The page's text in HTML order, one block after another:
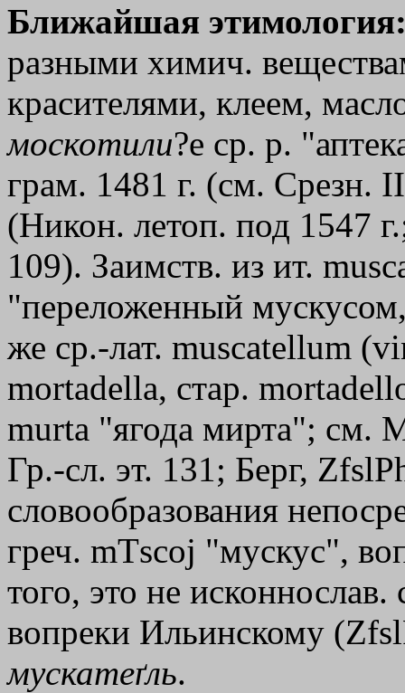
Ближайшая
разными химич.
красителями, клеем,
москотили?е ср. р.
грам. 1481 г. (см. Срезн.
(Никон. летоп. под 1547
109). Заимств. из ит.
"переложенный
же ср.-лат. muscatellum
mortadella, стар.
murtа "ягода мирта"; см.
Гр.-сл. эт. 131; Берг,
словообразования
греч. mТscoj "мускус",
того, это не
вопреки Ильинскому
мускатеґль.